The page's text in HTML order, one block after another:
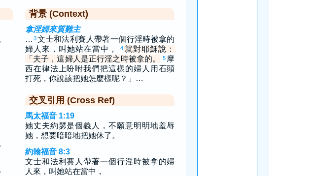
背景 (Context)
拿淫婦來質難主
… 3文士和法利賽人帶著一個行淫時被拿的
婦人來，叫她站在當中，
4 就對耶穌說：
「夫子，這婦人是正行淫之時被拿的。
5 摩
西在律法上吩咐我們把這樣的婦人用石頭
打死，你說該把她怎麼樣呢？」…
交叉引用 (Cross Ref)
馬太福音 1:19
她丈夫約瑟是個義人，不願意明明地羞辱
她，想要暗暗地把她休了。
約翰福音 8:3
文士和法利賽人帶著一個行淫時被拿的婦
人來，叫她站在當中，